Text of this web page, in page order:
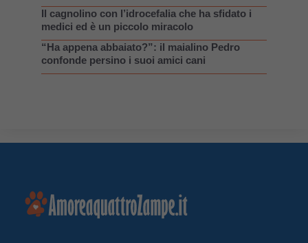
Il cagnolino con l’idrocefalia che ha sfidato i
medici ed è un piccolo miracolo
“Ha appena abbaiato?”: il maialino Pedro
confonde persino i suoi amici cani